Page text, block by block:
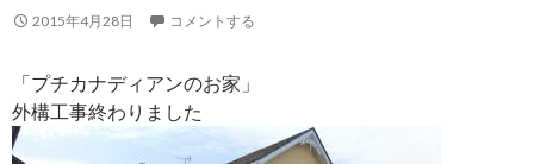
2015年4月28日 コメントする
「プチカナディアンのお家」
外構工事終わりました